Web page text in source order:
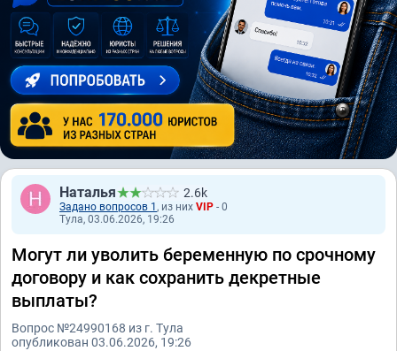
Наталья 2.6k
Задано вопросов 1 , из них VIP - 0
Тула, 03.06.2026, 19:26
Могут ли уволить беременную по срочному
договору и как сохранить декретные
выплаты?
Вопрос №24990168 из г. Тула
опубликован 03.06.2026, 19:26